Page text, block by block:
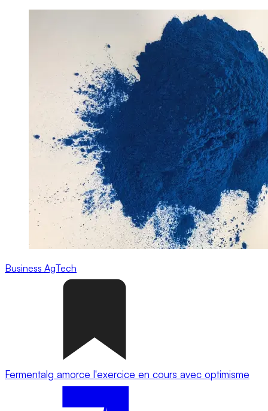
Business AgTech
Fermentalg amorce l'exercice en cours avec optimisme